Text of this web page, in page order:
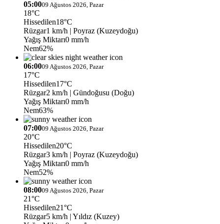
05:0009 Ağustos 2026, Pazar
18°C
Hissedilen18°C
Rüzgar1 km/h | Poyraz (Kuzeydoğu)
Yağış Miktarı0 mm/h
Nem62%
06:0009 Ağustos 2026, Pazar
17°C
Hissedilen17°C
Rüzgar2 km/h | Gündoğusu (Doğu)
Yağış Miktarı0 mm/h
Nem63%
07:0009 Ağustos 2026, Pazar
20°C
Hissedilen20°C
Rüzgar3 km/h | Poyraz (Kuzeydoğu)
Yağış Miktarı0 mm/h
Nem52%
08:0009 Ağustos 2026, Pazar
21°C
Hissedilen21°C
Rüzgar5 km/h | Yıldız (Kuzey)